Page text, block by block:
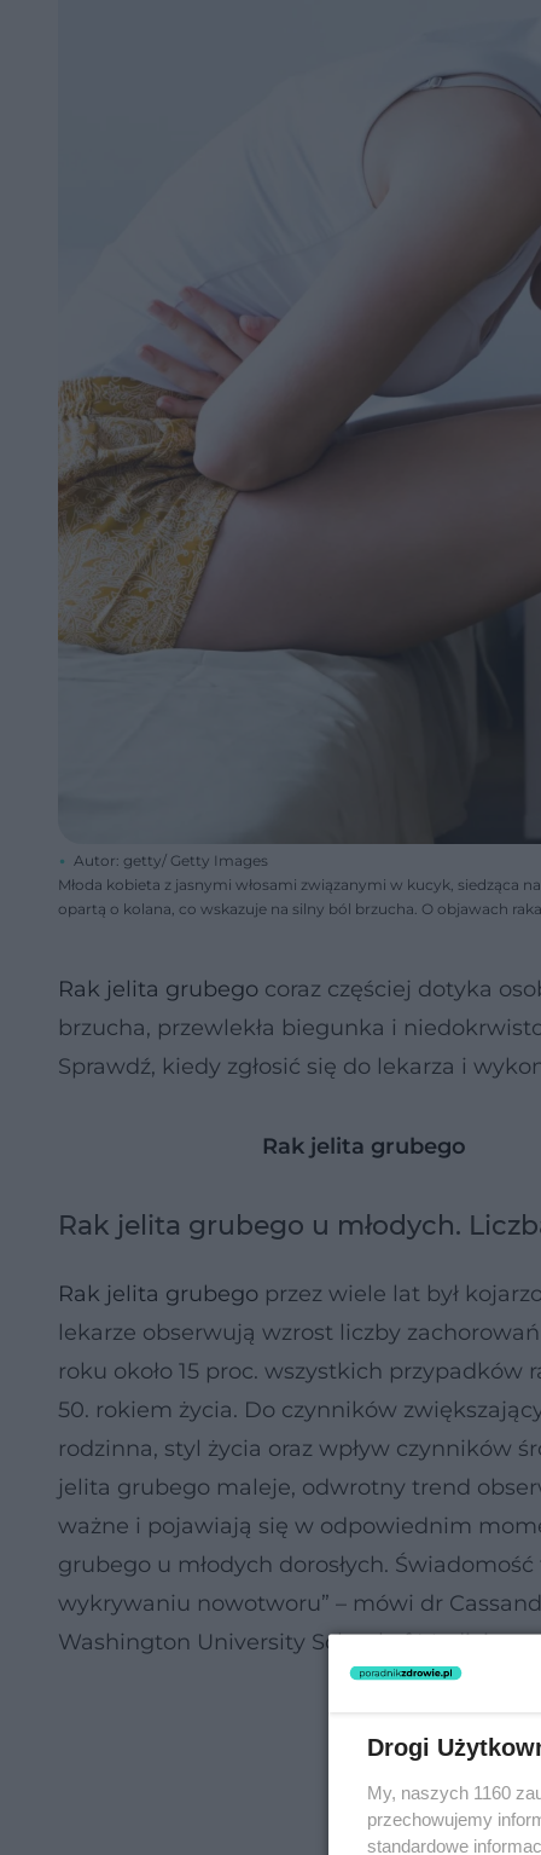
Autor: getty/ Getty Images
Młoda kobieta z jasnymi włosami związanymi w kucyk, siedząca
opartą o kolana, co wskazuje na silny ból brzucha. O objawach
Rak jelita grubego coraz częściej dotyka
brzucha, przewlekła biegunka i
Sprawdź, kiedy zgłosić się do lekarza i
Rak jelita grubego
Rak jelita grubego u młodych.
Rak jelita grubego przez wiele lat był
lekarze obserwują wzrost liczby
roku około 15 proc. wszystkich
50. rokiem życia. Do czynników
rodzinna, styl życia oraz wpływ czynników
jelita grubego maleje, odwrotny trend
ważne i pojawiają się w odpowiednim
grubego u młodych dorosłych.
wykrywaniu nowotworu” – mówi dr
Washington University School of Medicine.
Drogi
My, naszych 1160
przechowujemy
standardowe